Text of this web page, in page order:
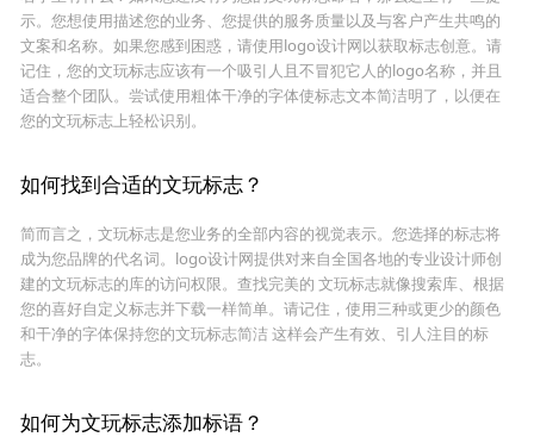
示。您想使用描述您的业务、您提供的服务质量以及与客户产生共鸣的
文案和名称。如果您感到困惑，请使用logo设计网以获取标志创意。请
记住，您的文玩标志应该有一个吸引人且不冒犯它人的logo名称，并且
适合整个团队。尝试使用粗体干净的字体使标志文本简洁明了，以便在
您的文玩标志上轻松识别。
如何找到合适的文玩标志？
简而言之，文玩标志是您业务的全部内容的视觉表示。您选择的标志将
成为您品牌的代名词。logo设计网提供对来自全国各地的专业设计师创
建的文玩标志的库的访问权限。查找完美的 文玩标志就像搜索库、根据
您的喜好自定义标志并下载一样简单。请记住，使用三种或更少的颜色
和干净的字体保持您的文玩标志简洁 这样会产生有效、引人注目的标
志。
如何为文玩标志添加标语？